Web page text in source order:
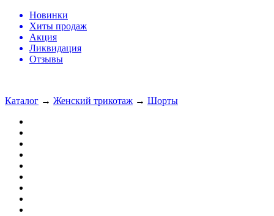
Новинки
Хиты продаж
Акция
Ликвидация
Отзывы
Каталог → Женский трикотаж → Шорты